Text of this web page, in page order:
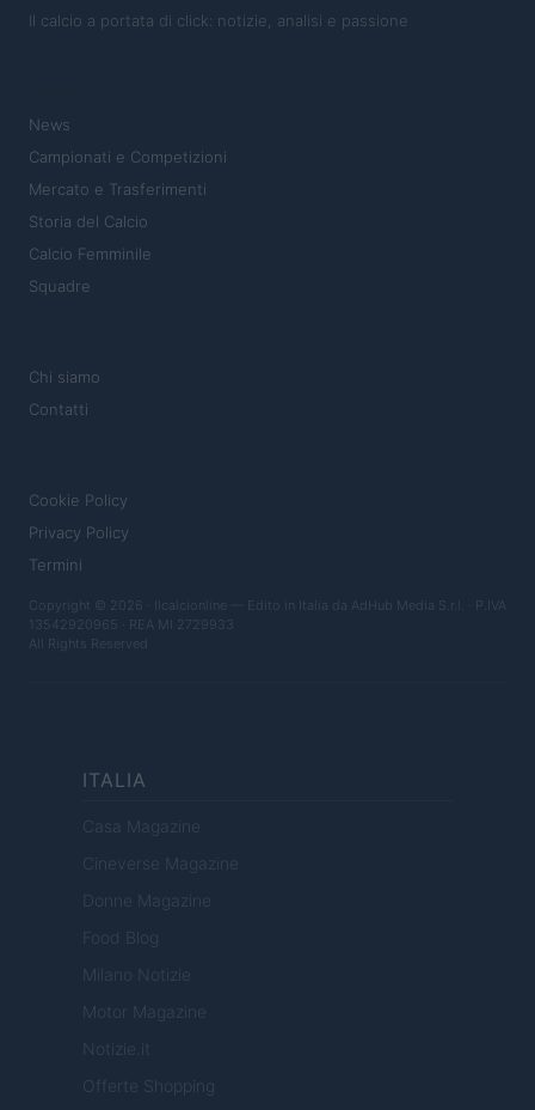
Il calcio a portata di click: notizie, analisi e passione
News
Campionati e Competizioni
Mercato e Trasferimenti
Storia del Calcio
Calcio Femminile
Squadre
Chi siamo
Contatti
Cookie Policy
Privacy Policy
Termini
Copyright © 2026 · Ilcalcionline — Edito in Italia da AdHub Media S.r.l. · P.IVA
13542920965 · REA MI 2729933
All Rights Reserved
ITALIA
Casa Magazine
Cineverse Magazine
Donne Magazine
Food Blog
Milano Notizie
Motor Magazine
Notizie.it
Offerte Shopping